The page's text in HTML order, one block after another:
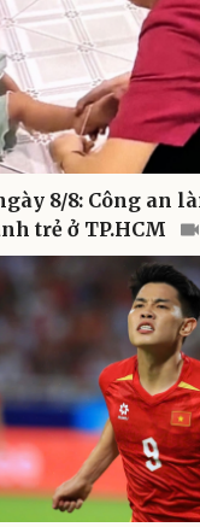
ảnh
Giải trí
Nghệ
Thời
Sao
8/8: Công an
trẻ ở TP.HCM